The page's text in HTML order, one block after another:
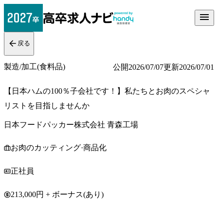
戻る
製造/加工(食料品) 公開2026/07/07更新2026/07/01
【日本ハムの100％子会社です！】私たちとお肉のスペシャ
リストを目指しませんか
日本フードパッカー株式会社 青森工場
お肉のカッティング·商品化
正社員
213,000円 + ボーナス(あり)